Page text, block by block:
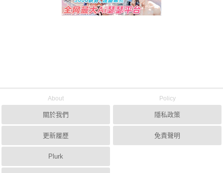
About
關於我們
更新履歷
Plurk
Policy
隱私政策
免責聲明